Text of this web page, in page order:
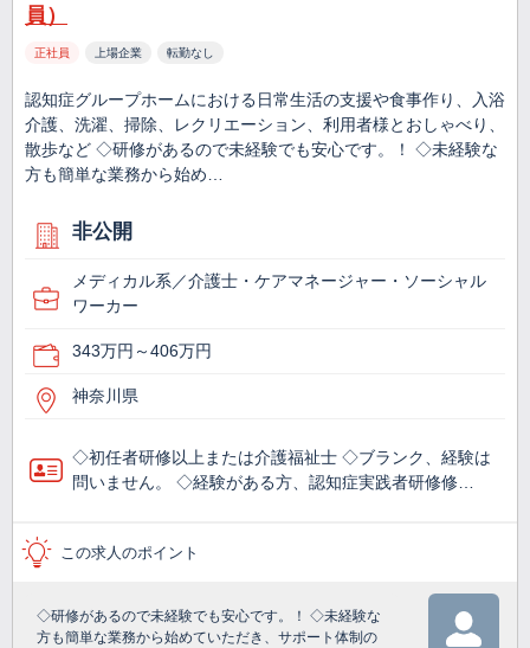
員）
正社員 上場企業 転勤なし
認知症グループホームにおける日常生活の支援や食事作り、入浴
介護、洗濯、掃除、レクリエーション、利用者様とおしゃべり、
散歩など ◇研修があるので未経験でも安心です。！ ◇未経験な
方も簡単な業務から始め…
非公開
メディカル系／介護士・ケアマネージャー・ソーシャル
ワーカー
343万円～406万円
神奈川県
◇初任者研修以上または介護福祉士 ◇ブランク、経験は
問いません。 ◇経験がある方、認知症実践者研修修…
この求人のポイント
◇研修があるので未経験でも安心です。！ ◇未経験な
方も簡単な業務から始めていただき、サポート体制の